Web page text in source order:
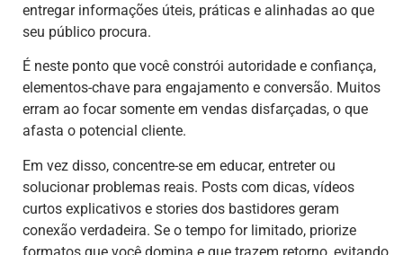
entregar informações úteis, práticas e alinhadas ao que
seu público procura.
É neste ponto que você constrói autoridade e confiança,
elementos-chave para engajamento e conversão. Muitos
erram ao focar somente em vendas disfarçadas, o que
afasta o potencial cliente.
Em vez disso, concentre-se em educar, entreter ou
solucionar problemas reais. Posts com dicas, vídeos
curtos explicativos e stories dos bastidores geram
conexão verdadeira. Se o tempo for limitado, priorize
formatos que você domina e que trazem retorno, evitando